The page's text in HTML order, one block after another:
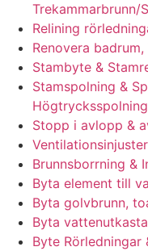
Trekammarbrunn/
Relining
Renovera
Stambyte &
Stamspolning &
Högtrycksspolning
Stopp i avlopp &
Brunnsborrning &
Byta element till
Byta golvbrunn,
Byta
Byte Rörledningar